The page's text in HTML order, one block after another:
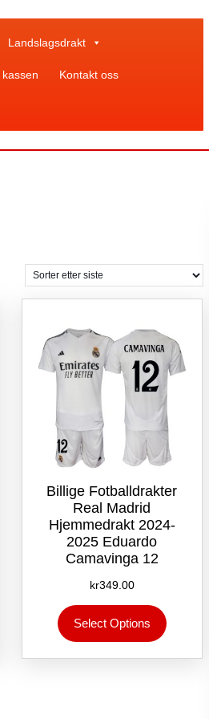
Landslagsdrakt
kassen Kontakt oss
Billige Fotballdrakter
Real Madrid
Hjemmedrakt 2024-
2025 Eduardo
Camavinga 12
kr349.00
Select Options
produktet
flere